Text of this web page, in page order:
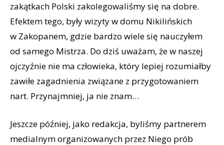
zakątkach Polski zakolegowaliśmy się na dobre.
Efektem tego, były wizyty w domu Nikilińskich
w Zakopanem, gdzie bardzo wiele się nauczyłem
od samego Mistrza. Do dziś uważam, że w naszej
ojczyźnie nie ma człowieka, który lepiej rozumiałby
zawiłe zagadnienia związane z przygotowaniem
nart. Przynajmniej, ja nie znam…
Jeszcze później, jako redakcja, byliśmy partnerem
medialnym organizowanych przez Niego prób